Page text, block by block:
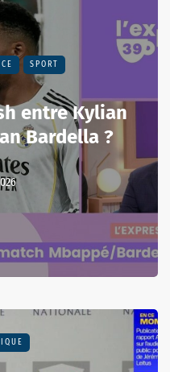
SPORT
entre Kylian
Bardella ?